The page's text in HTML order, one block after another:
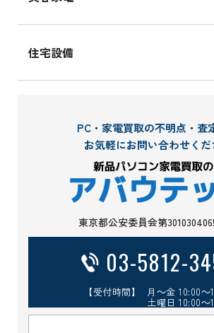
住宅設備
PC・家電買取の不明点・査
お気軽にお問い合わせくだ
東京都公安委員会第
03-5812-
【受付時間】 月～金 10:00～
土曜日 10:00～